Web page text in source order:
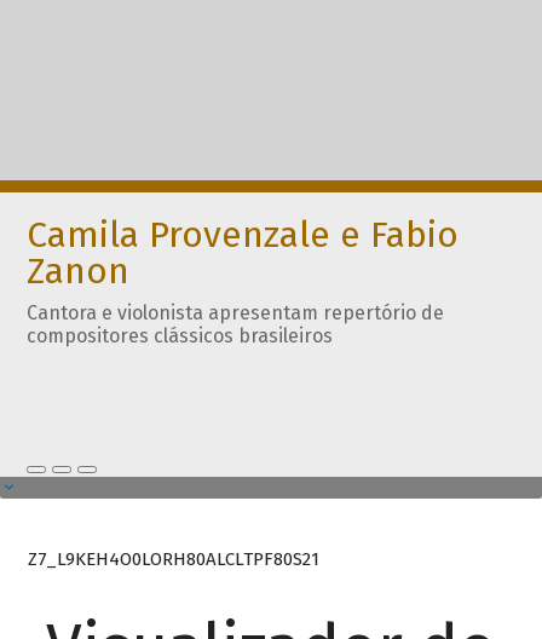
Camila Provenzale e Fabio
Zanon
Cantora e violonista apresentam repertório de
compositores clássicos brasileiros
Z7_L9KEH4O0LORH80ALCLTPF80S21